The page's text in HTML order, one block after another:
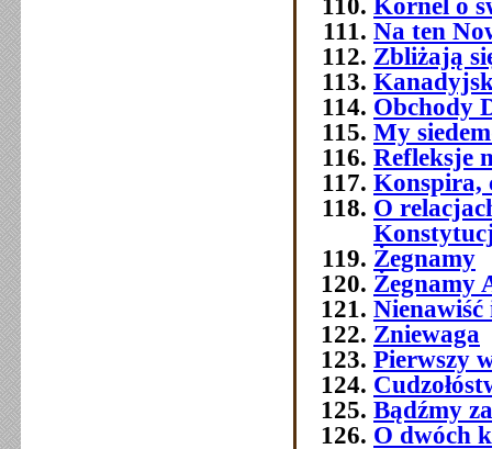
Na ten
Zbliżają
Obchody
My
Refleksje
Konspira,
O
Żegnamy
Żegnamy
Nienawiść
Zniewaga
Pierwszy
Bądźmy
O dwóch